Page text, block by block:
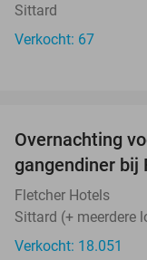
Sittard
Verkocht: 67
Overnachting
gangendiner bij
Fletcher Hotels
Sittard (+ meerdere
Verkocht: 18.051